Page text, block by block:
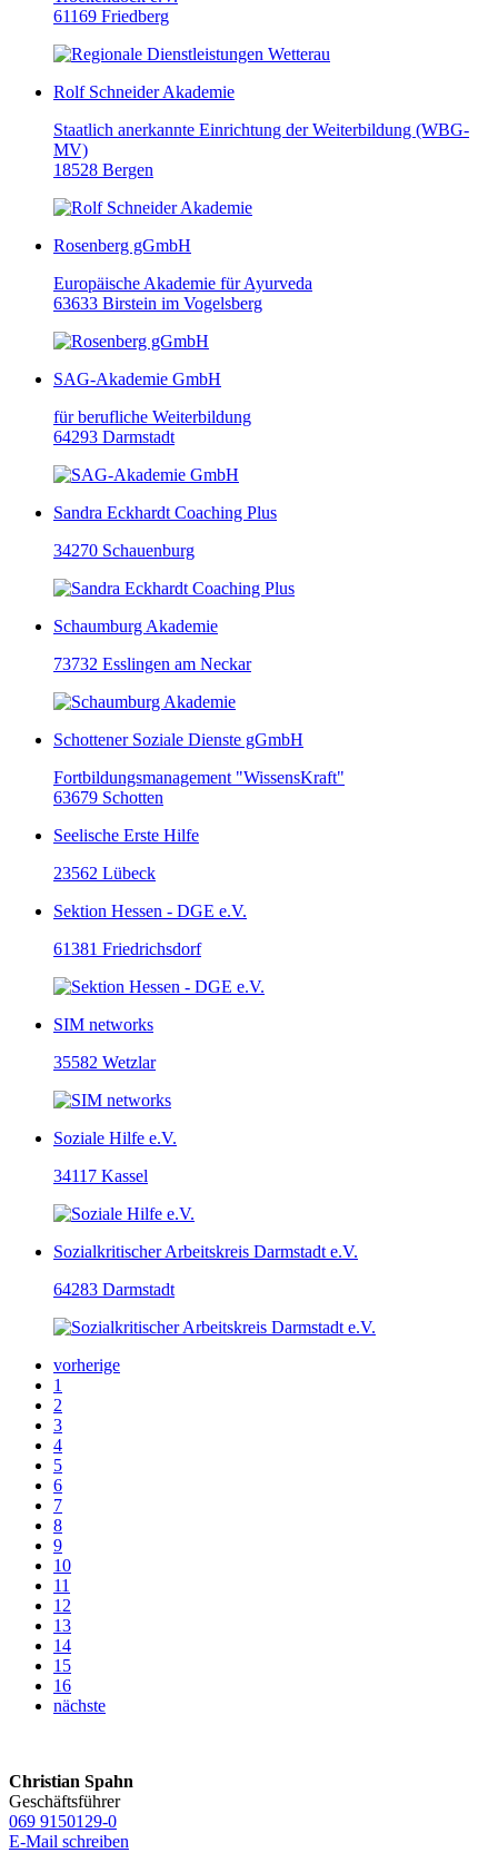
61169 Friedberg
Rolf Schneider Akademie
Staatlich anerkannte Einrichtung der Weiterbildung (WBG-
MV)
18528 Bergen
Rosenberg gGmbH
Europäische Akademie für Ayurveda
63633 Birstein im Vogelsberg
SAG-Akademie GmbH
für berufliche Weiterbildung
64293 Darmstadt
Sandra Eckhardt Coaching Plus
34270 Schauenburg
Schaumburg Akademie
73732 Esslingen am Neckar
Schottener Soziale Dienste gGmbH
Fortbildungsmanagement "WissensKraft"
63679 Schotten
Seelische Erste Hilfe
23562 Lübeck
Sektion Hessen - DGE e.V.
61381 Friedrichsdorf
SIM networks
35582 Wetzlar
Soziale Hilfe e.V.
34117 Kassel
Sozialkritischer Arbeitskreis Darmstadt e.V.
64283 Darmstadt
vorherige
1
2
3
4
5
6
7
8
9
10
11
12
13
14
15
16
nächste
Christian Spahn
Geschäftsführer
069 9150129-0
E-Mail schreiben